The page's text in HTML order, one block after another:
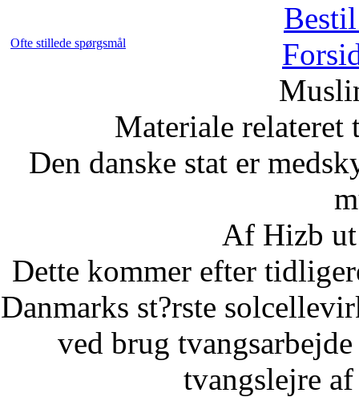
Ofte stillede spørgsmål
Materiale
Den danske stat er
Af Hizb
Dette kommer efter
Danmarks st?rste
ved brug
tvangslejre